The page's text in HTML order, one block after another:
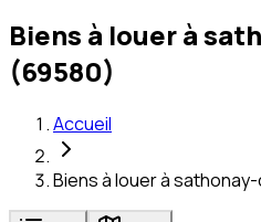
Biens à louer à
(69580)
Accueil
Biens à louer à